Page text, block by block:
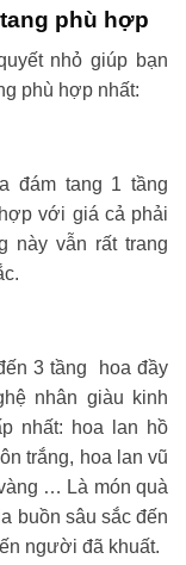
phù hợp
nhỏ giúp bạn
phù hợp nhất:
đám tang 1 tầng
với giá cả phải
này vẫn rất trang
3 tầng hoa đầy
nhân giàu kinh
nhất: hoa lan hồ
trắng, hoa lan vũ
… Là món quà
buồn sâu sắc đến
người đã khuất.